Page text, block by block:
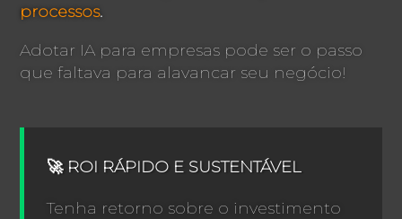
processos.
Adotar IA para empresas pode ser o passo
que faltava para alavancar seu negócio!
🚀 ROI RÁPIDO E SUSTENTÁVEL
Tenha retorno sobre o investimento